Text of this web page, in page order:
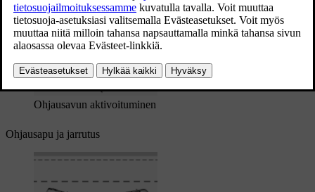
Ohjausavun aktivoituminen
Ohjausapu ja jarrutus